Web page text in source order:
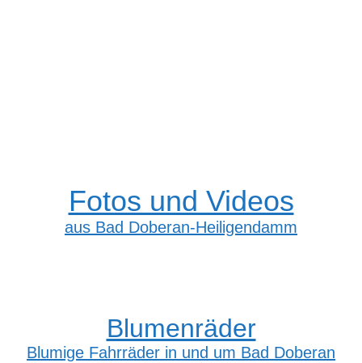
Fotos und Videos
aus Bad Doberan-Heiligendamm
Blumenräder
Blumige Fahrräder in und um Bad Doberan